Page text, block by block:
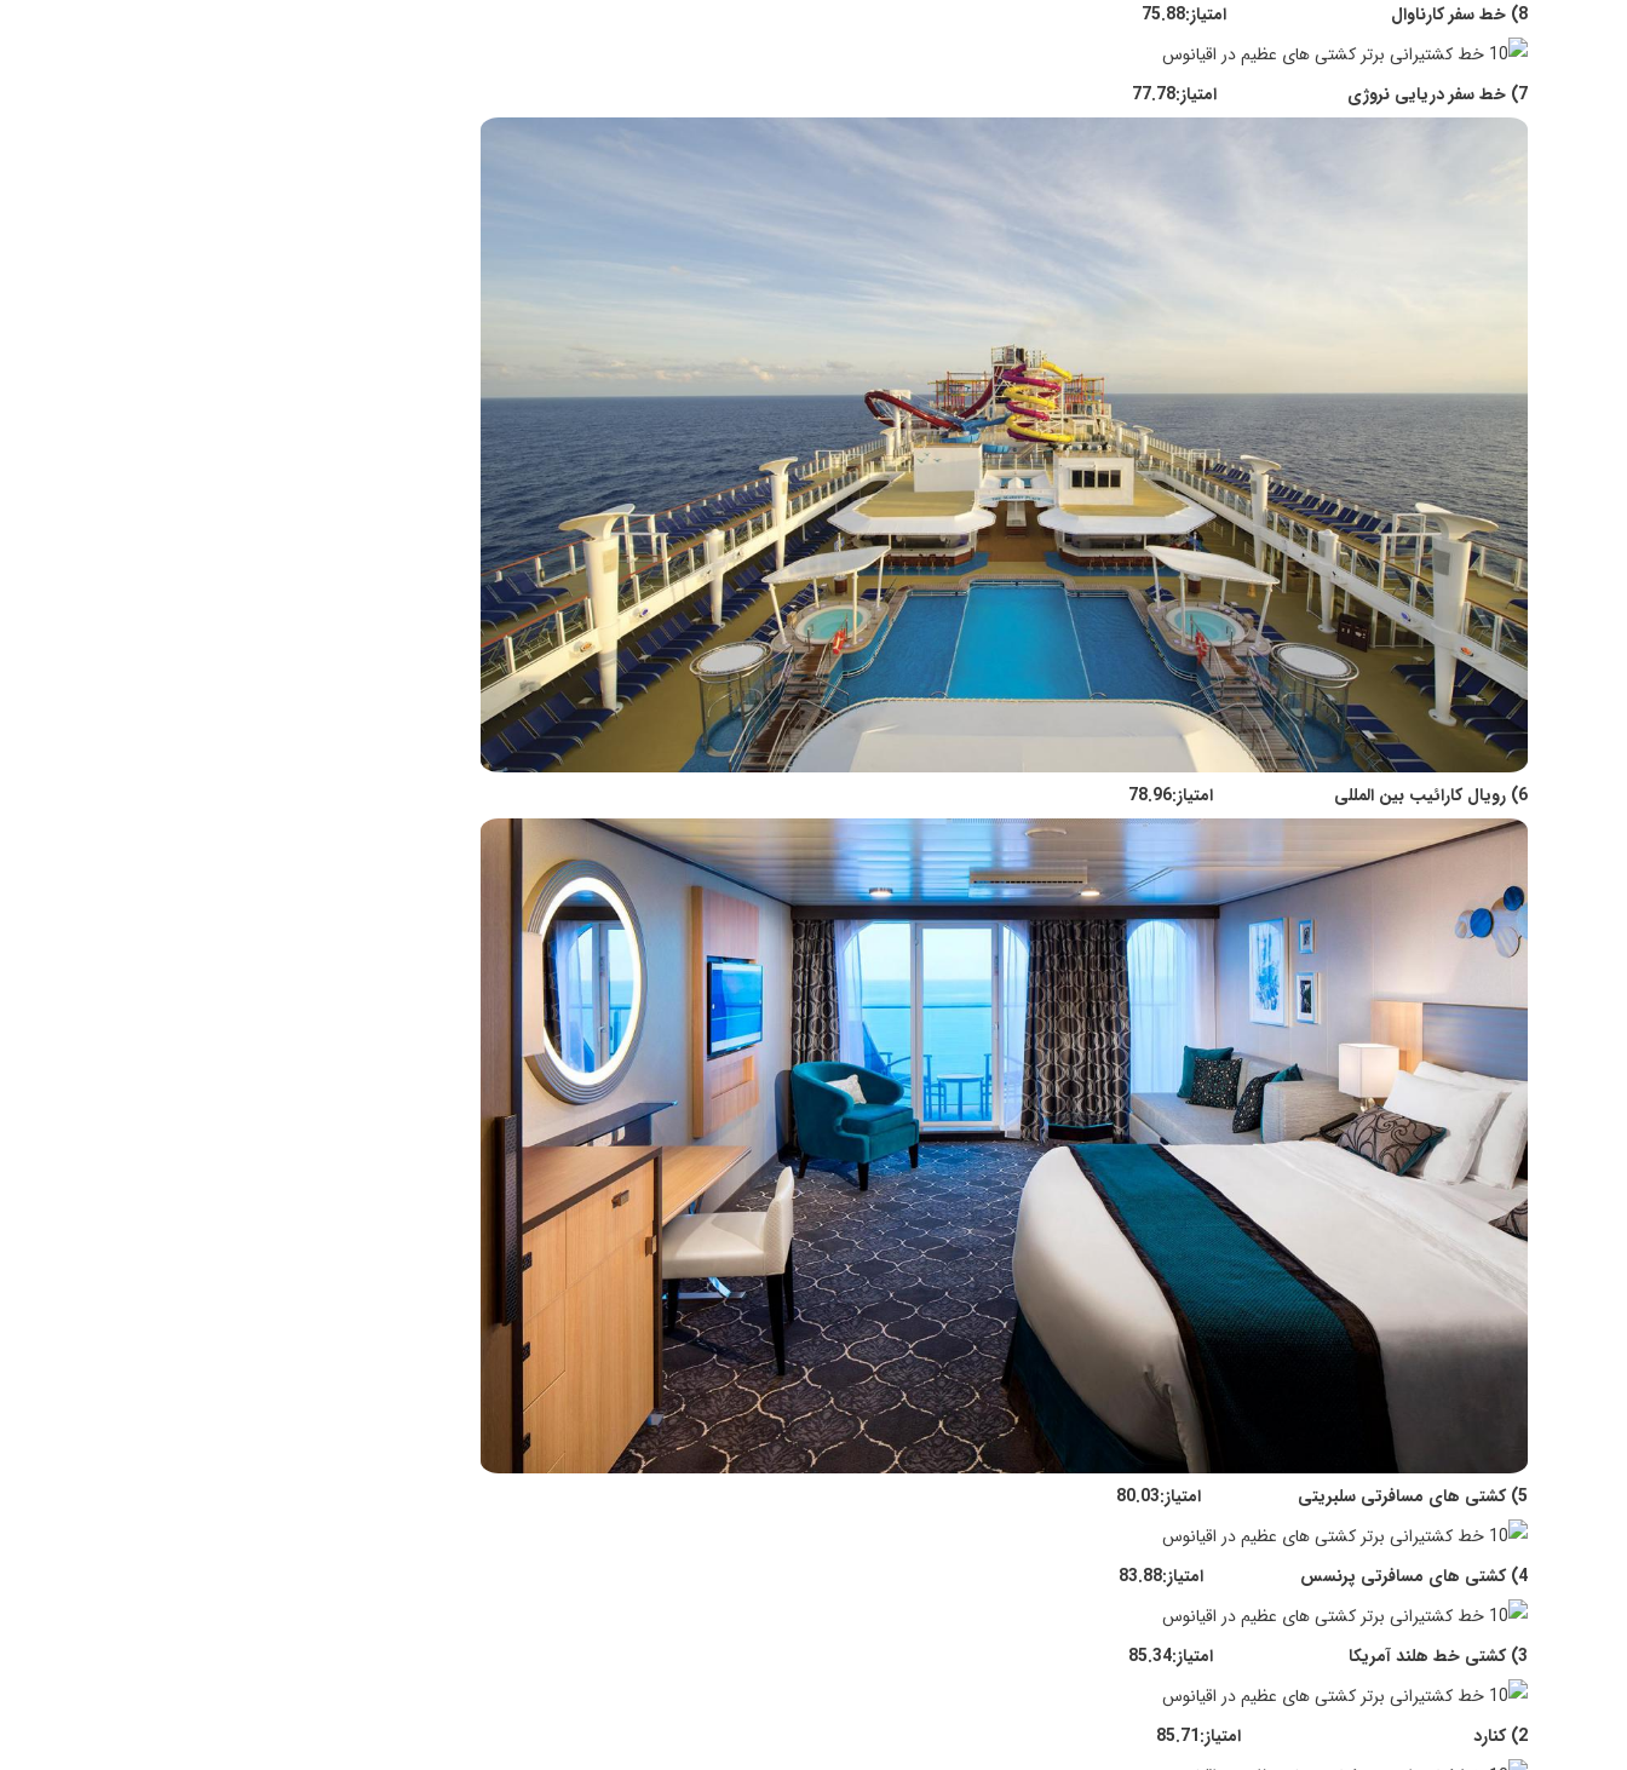
8) خط سفر کارناوال امتیاز:75.88
7) خط سفر دریایی نروژی امتیاز:77.78
6) رویال کارائیب بین المللی امتیاز:78.96
5) کشتی های مسافرتی سلبریتی امتیاز:80.03
4) کشتی های مسافرتی پرنسس امتیاز:83.88
3) کشتی خط هلند آمریکا امتیاز:85.34
2) کنارد امتیاز:85.71